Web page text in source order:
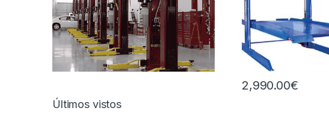
2,990.00€
Últimos vistos